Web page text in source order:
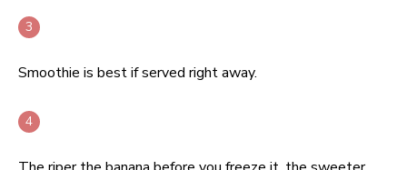
Smoothie is best if served right away.